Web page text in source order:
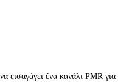
ένα κανάλι PMR